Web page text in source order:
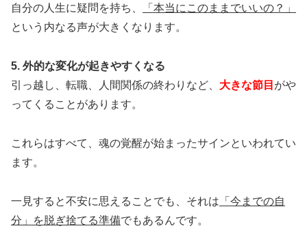
自分の人生に疑問を持ち、
「本当にこのままでいいの？」
という内なる声が大きくなります。
5. 外的な変化が起きやすくなる
引っ越し、転職、人間関係の終わりなど、 大きな節目 がや
ってくることがあります。
これらはすべて、魂の覚醒が始まったサインといわれてい
ます。
一見すると不安に思えることでも、それは 「今までの自
分」を脱ぎ捨てる準備でもあるんです。